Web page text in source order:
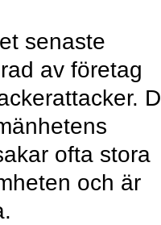
senaste
av företag
ofta stora
och är